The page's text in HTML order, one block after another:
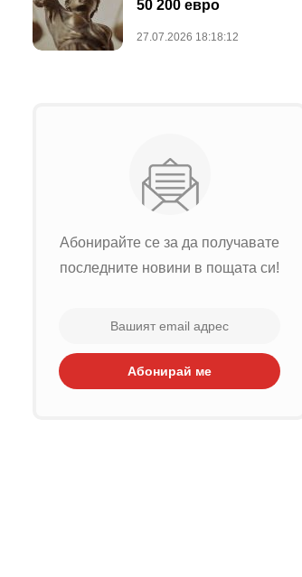
50 200 евро
27.07.2026 18:18:12
Абонирайте се за да получавате
последните новини в пощата си!
Абонирай ме